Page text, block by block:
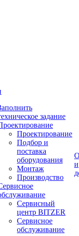
задание
Проектирование
Подбор и
поставка
оборудования
Монтаж
Производство
Сервисный
центр BITZER
Сервисное
обслуживание
и